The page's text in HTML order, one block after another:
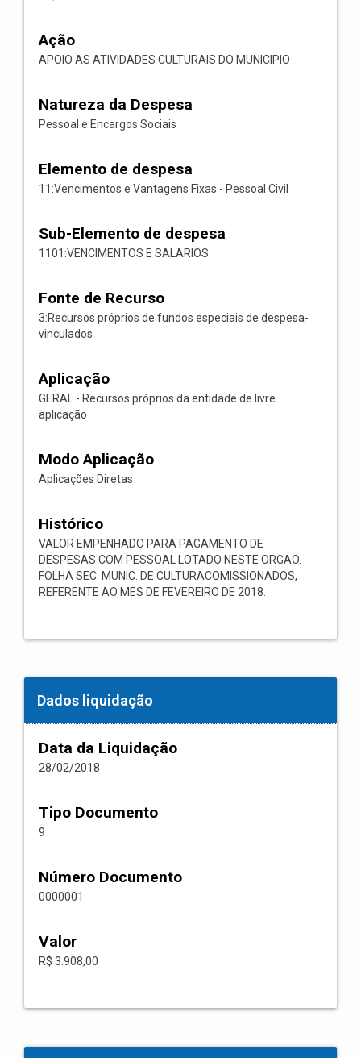
Ação
APOIO AS ATIVIDADES CULTURAIS DO MUNICIPIO
Natureza da Despesa
Pessoal e Encargos Sociais
Elemento de despesa
11:Vencimentos e Vantagens Fixas - Pessoal Civil
Sub-Elemento de despesa
1101:VENCIMENTOS E SALARIOS
Fonte de Recurso
3:Recursos próprios de fundos especiais de despesa-
vinculados
Aplicação
GERAL - Recursos próprios da entidade de livre
aplicação
Modo Aplicação
Aplicações Diretas
Histórico
VALOR EMPENHADO PARA PAGAMENTO DE
DESPESAS COM PESSOAL LOTADO NESTE ORGAO.
FOLHA SEC. MUNIC. DE CULTURACOMISSIONADOS,
REFERENTE AO MES DE FEVEREIRO DE 2018.
Dados liquidação
Data da Liquidação
28/02/2018
Tipo Documento
9
Número Documento
0000001
Valor
R$ 3.908,00